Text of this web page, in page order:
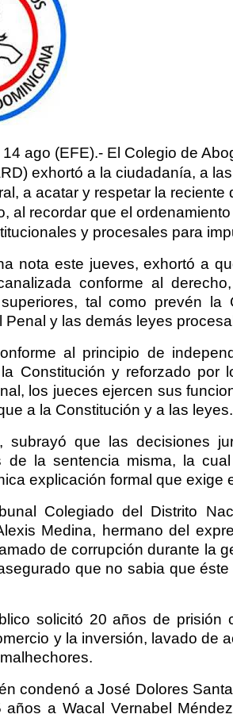
ago (EFE).- El Colegio de
exhortó a la ciudadanía, a
a acatar y respetar la
al recordar que el
y procesales para
nota este jueves, exhortó a
conforme al
tal como prevén la
Penal y las demás leyes
al principio de
Constitución y reforzado por
los jueces ejercen sus
a la Constitución y a las leyes.
subrayó que las decisiones
de la sentencia misma, la
explicación formal que exige
Colegiado del Distrito
Medina, hermano del
de corrupción durante la
que no sabia que
solicitó 20 años de prisión
y la inversión, lavado de
condenó a José Dolores
a Wacal Vernabel